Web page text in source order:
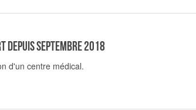
depuis septembre 2018
d'un centre médical.